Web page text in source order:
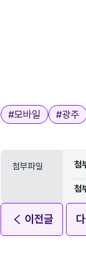
태그
#모바일 #광주
첨부파일 첨
첨
이전글